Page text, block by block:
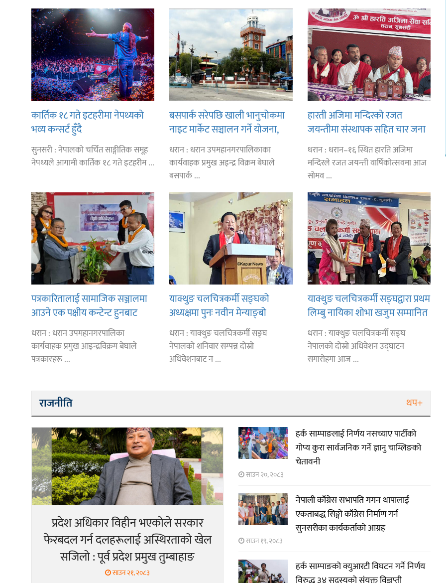
कार्तिक १८ गते इटहरीमा नेपथ्यको
भव्य कन्सर्ट हुँदै
सुनसरी : नेपालको चर्चित साङ्गीतिक समूह
नेपथ्यले आगामी कार्तिक १८ गते इटहरीम ...
बसपार्क सरेपछि खाली भानुचोकमा
नाइट मार्केट सञ्चालन गर्ने योजना,
तत्काल १ करोड बजेट लगानी गरिने
धरान : धरान उपमहानगरपालिकाका
कार्यवाहक प्रमुख अइन्द्र विक्रम बेघाले
बसपार्क ...
हारती अजिमा मन्दिरको रजत
जयन्तीमा संस्थापक सहित चार जना
सम्मानित
धरान : धरान–१६ स्थित हारति अजिमा
मन्दिरले रजत जयन्ती वार्षिकोत्सवमा आज
सोमव ...
पत्रकारितालाई सामाजिक सञ्जालमा
आउने एक पक्षीय कन्टेन्ट हुनबाट
जोगाउन आग्रह
धरान : धरान उपमहानगरपालिका
कार्यवाहक प्रमुख आइन्द्रविक्रम बेघाले
पत्रकारहरू ...
याक्थुङ चलचित्रकर्मी सङ्घको
अध्यक्षमा पुनः नवीन मेन्याङ्बो
धरान : याक्थुङ चलचित्रकर्मी सङ्घ
नेपालको शनिवार सम्पन्न दोस्रो
अधिवेशनबाट न ...
याक्थुङ चलचित्रकर्मी सङ्घद्वारा प्रथम
लिम्बु नायिका शोभा खजुम सम्मानित
धरान : याक्थुङ चलचित्रकर्मी सङ्घ
नेपालको दोस्रो अधिवेशन उद्घाटन
समारोहमा आज ...
राजनीति थप+
प्रदेश अधिकार विहीन भएकोले सरकार
फेरबदल गर्न दलहरूलाई अस्थिरताको खेल
सजिलो : पूर्व प्रदेश प्रमुख तुम्बाहाङ
साउन २१, २०८३
हर्क साम्पाङलाई निर्णय नसच्याए पार्टीको
गोप्य कुरा सार्वजनिक गर्ने ज्ञानु चाम्लिङको
चेतावनी
साउन २०, २०८३
नेपाली काँग्रेस सभापति गगन थापालाई
एकताबद्ध सिङ्गो काँग्रेस निर्माण गर्न
सुनसरीका कार्यकर्ताको आग्रह
साउन १९, २०८३
हर्क साम्पाङको क्युआरटी विघटन गर्ने निर्णय